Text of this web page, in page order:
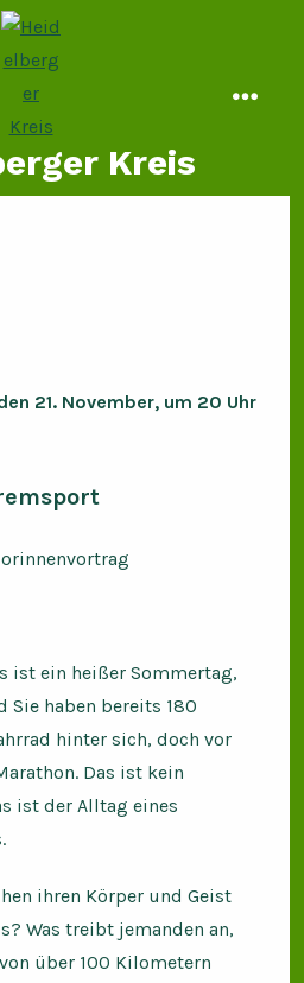
Kreis
21. November, um 20 Uhr
ist ein heißer Sommertag,
Sie haben bereits 180
hinter sich, doch vor
Das ist kein
ist der Alltag eines
ihren Körper und Geist
Was treibt jemanden an,
über 100 Kilometern